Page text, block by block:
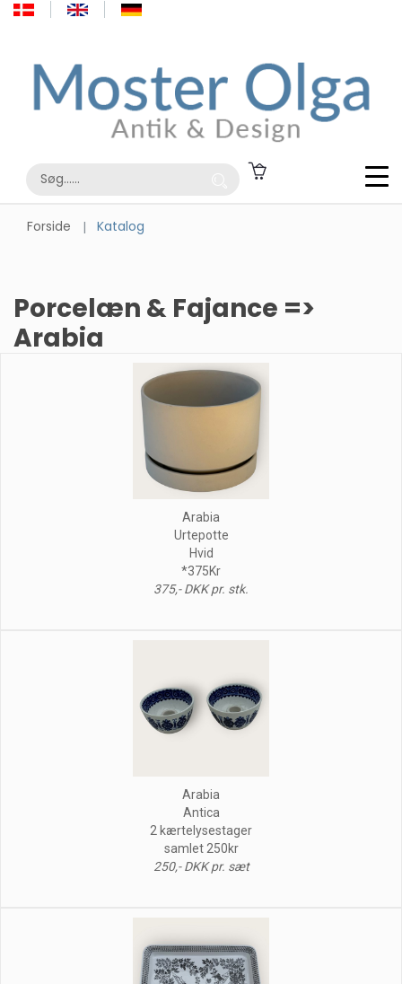
Forside Katalog
Porcelæn & Fajance =>
Arabia
Arabia
Urtepotte
Hvid
*375Kr
375,- DKK pr. stk.
Arabia
Antica
2 kærtelysestager
samlet 250kr
250,- DKK pr. sæt